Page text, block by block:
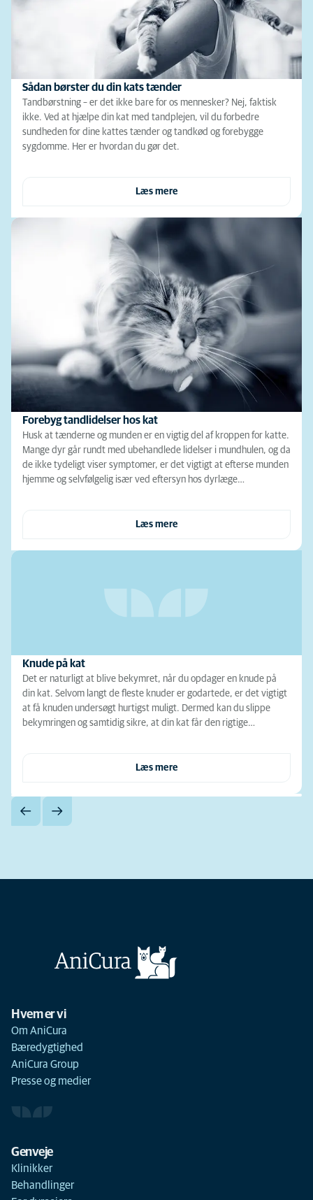
Sådan børster du din kats tænder
Tandbørstning – er det ikke bare for os mennesker? Nej, faktisk
ikke. Ved at hjælpe din kat med tandplejen, vil du forbedre
sundheden for dine kattes tænder og tandkød og forebygge
sygdomme. Her er hvordan du gør det.
Læs mere
Forebyg tandlidelser hos kat
Husk at tænderne og munden er en vigtig del af kroppen for katte.
Mange dyr går rundt med ubehandlede lidelser i mundhulen, og da
de ikke tydeligt viser symptomer, er det vigtigt at efterse munden
hjemme og selvfølgelig især ved eftersyn hos dyrlæge…
Læs mere
Knude på kat
Det er naturligt at blive bekymret, når du opdager en knude på
din kat. Selvom langt de fleste knuder er godartede, er det vigtigt
at få knuden undersøgt hurtigst muligt. Dermed kan du slippe
bekymringen og samtidig sikre, at din kat får den rigtige…
Læs mere
Hvem er vi
Om AniCura
Bæredygtighed
AniCura Group
Presse og medier
Genveje
Klinikker
Behandlinger